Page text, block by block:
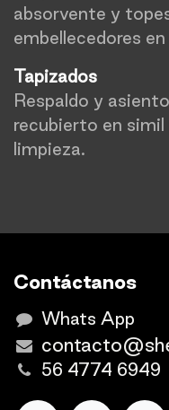
absorvente y
embellecedores
Tapizados
Respaldo y
recubierto en
limpieza.
Contáctanos
Whats App
56 4774 6949